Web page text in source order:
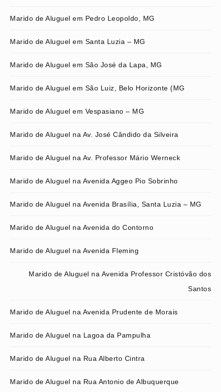
Marido de Aluguel em Pedro Leopoldo, MG
Marido de Aluguel em Santa Luzia – MG
Marido de Aluguel em São José da Lapa, MG
Marido de Aluguel em São Luiz, Belo Horizonte (MG
Marido de Aluguel em Vespasiano – MG
Marido de Aluguel na Av. José Cândido da Silveira
Marido de Aluguel na Av. Professor Mário Werneck
Marido de Aluguel na Avenida Aggeo Pio Sobrinho
Marido de Aluguel na Avenida Brasília, Santa Luzia – MG
Marido de Aluguel na Avenida do Contorno
Marido de Aluguel na Avenida Fleming
Marido de Aluguel na Avenida Professor Cristóvão dos
Santos
Marido de Aluguel na Avenida Prudente de Morais
Marido de Aluguel na Lagoa da Pampulha
Marido de Aluguel na Rua Alberto Cintra
Marido de Aluguel na Rua Antonio de Albuquerque